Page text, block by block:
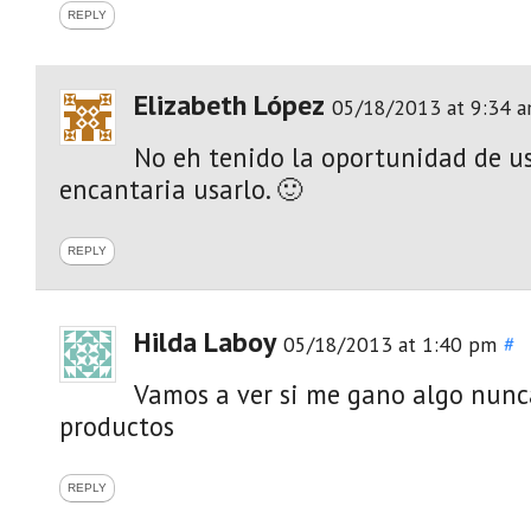
REPLY
Elizabeth López 05/18/2013 at 9:34
No eh tenido la oportunidad de
encantaria usarlo. 🙂
REPLY
Hilda Laboy 05/18/2013 at 1:40 pm #
Vamos a ver si me gano algo
productos
REPLY